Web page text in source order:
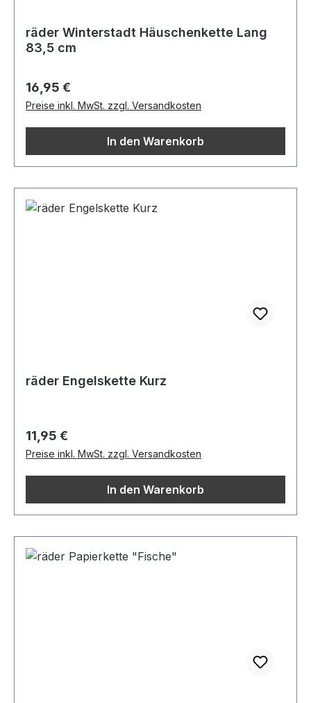
räder Winterstadt Häuschenkette Lang
83,5 cm
Regulärer Preis:
16,95 €
Preise inkl. MwSt. zzgl. Versandkosten
In den Warenkorb
räder Engelskette Kurz
Regulärer Preis:
11,95 €
Preise inkl. MwSt. zzgl. Versandkosten
In den Warenkorb